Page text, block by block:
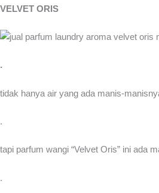
VELVET ORIS
.
tidak hanya air yang ada manis-
.
tapi parfum wangi “Velvet Oris” ini ada
.